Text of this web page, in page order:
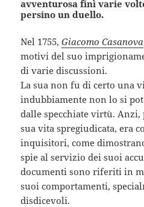
avventurosa finì varie
persino un duello.
Nel 1755,Giacomo Casanova
motivi del suo
di varie discussioni.
La sua non fu di certo una
indubbiamente non lo si
dalle specchiate virtù. Anzi,
sua vita spregiudicata, era
inquisitori, come
spie al servizio dei suoi
documenti sono riferiti in
suoi comportamenti,
disdicevoli.